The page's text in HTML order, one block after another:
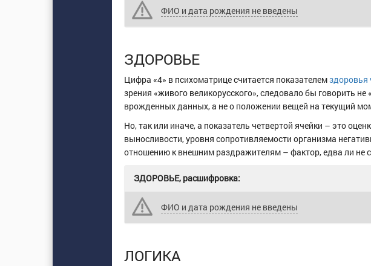
ФИО и дата рождения не введены
ЗДОРОВЬЕ
Цифра «4» в психоматрице считается показателемздоровья
зрения «живого великорусского», следовало бы говорить
врожденных данных, а не о положении вещей на текущий
Но, так или иначе, а показатель четвертой ячейки – это
выносливости, уровня сопротивляемости организма
отношению к внешним раздражителям – фактор, едва ли
ЗДОРОВЬЕ, расшифровка:
ФИО и дата рождения не введены
ЛОГИКА